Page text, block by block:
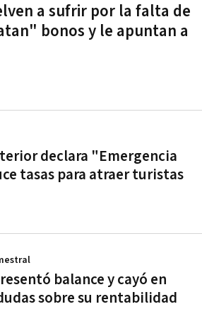
a sufrir por la falta de
bonos y le apuntan a
declara "Emergencia
tasas para atraer turistas
balance y cayó en
sobre su rentabilidad